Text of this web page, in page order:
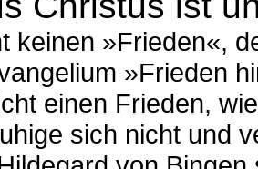
keinen »Frieden«,
»Frieden
einen Frieden,
sich nicht und